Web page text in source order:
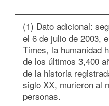
(1) Dato adicional:
el 6 de julio de 2003,
Times, la humanidad
de los últimos 3,400
de la historia
siglo XX, murieron al
personas.